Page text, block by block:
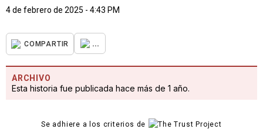
4 de febrero de 2025 - 4:43 PM
COMPARTIR ...
ARCHIVO
Esta historia fue publicada hace más de 1 año.
Se adhiere a los criterios de